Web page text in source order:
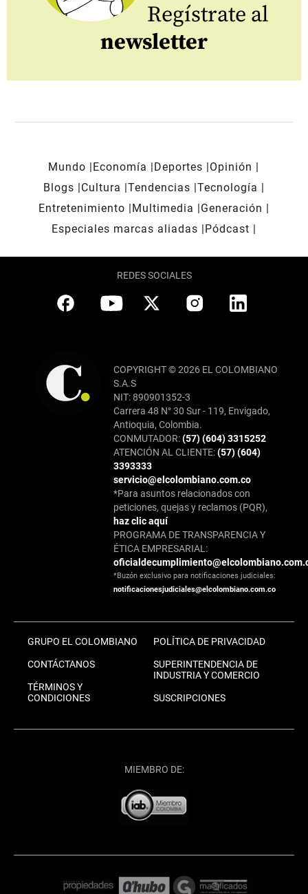
Regístrate al
newsletter
Mundo Economía Deportes
Opinión
Blogs
Cultura Tendencias Tecnología
Entretenimiento
Multimedia
Generación
Especiales marcas aliadas
Pódcast
REDES SOCIALES
COPYRIGHT © 2026 EL COLOMBIANO
S.A.S
NIT: 890901352-3
Carrera 48 N° 30 Sur - 119, Envigado,
Antioquia, Colombia.
CONMUTADOR:(57) (604) 3315252
ATENCIÓN AL CLIENTE:(57) (604)
3393333
servicio@elcolombiano.com.co
*Para asuntos relacionados con
peticiones, quejas y reclamos (PQR),
haz clic aquí
PROGRAMA DE TRANSPARENCIA Y
ÉTICA EMPRESARIAL:
*Buzón exclusivo para notificaciones judiciales:
notificacionesjudiciales@elcolombiano.com.co
GRUPO EL COLOMBIANO
CONTÁCTANOS
TÉRMINOS Y
CONDICIONES
POLÍTICA DE PRIVACIDAD
SUPERINTENDENCIA DE
INDUSTRIA Y COMERCIO
SUSCRIPCIONES
MIEMBRO DE: